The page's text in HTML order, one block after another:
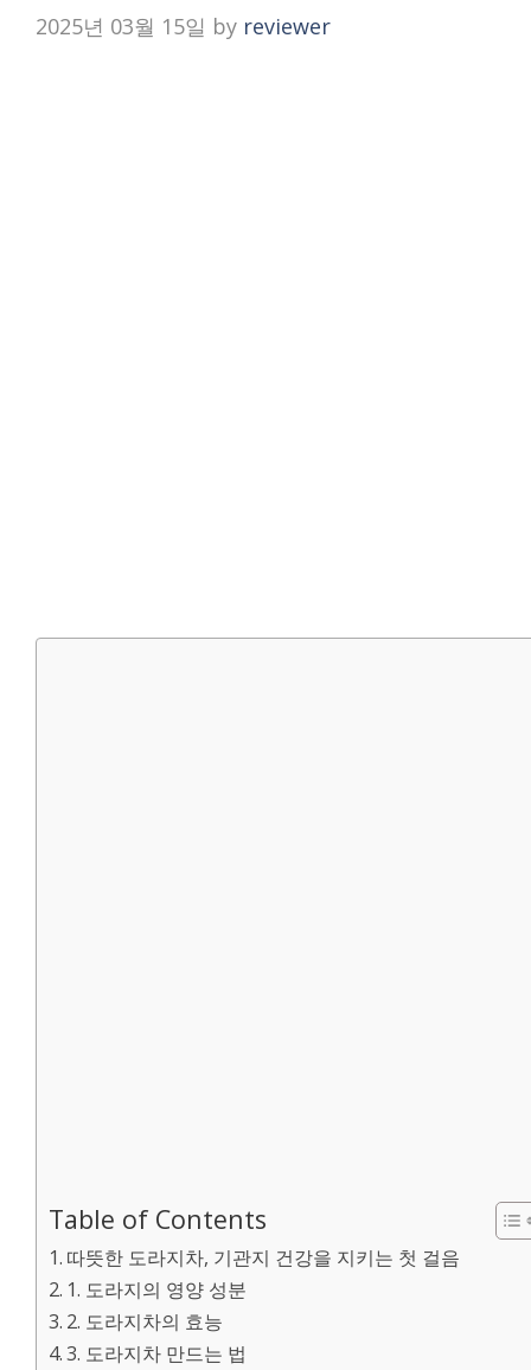
2025년 03월 15일 by reviewer
Table of Contents
따뜻한 도라지차, 기관지 건강을 지키는 첫 걸음
1. 도라지의 영양 성분
2. 도라지차의 효능
3. 도라지차 만드는 법